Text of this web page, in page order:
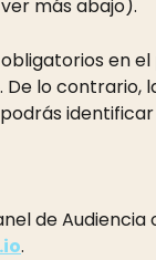
más abajo).
en el
lo contrario,
de Audiencia
.